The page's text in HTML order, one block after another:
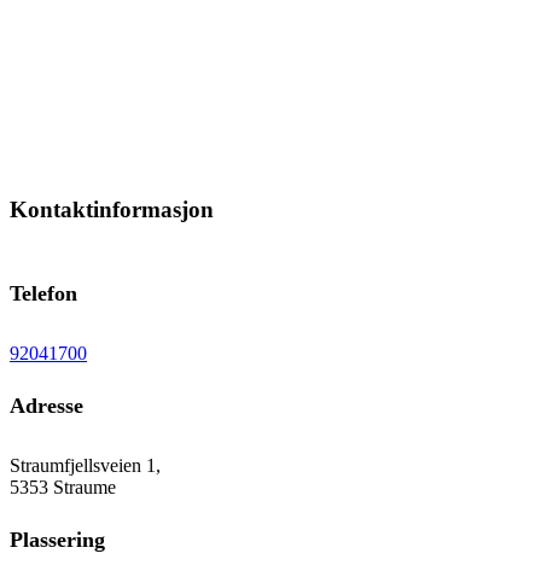
Kontaktinformasjon
Telefon
92041700
Adresse
Straumfjellsveien 1,
5353 Straume
Plassering